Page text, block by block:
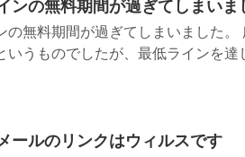
ンの無料期間が過ぎてしまいま
の無料期間が過ぎてしまいました。
いうものでしたが、最低ラインを達
ールのリンクはウィルスです